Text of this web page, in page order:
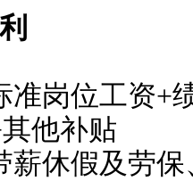
准岗位工资+
他补贴
薪休假及劳